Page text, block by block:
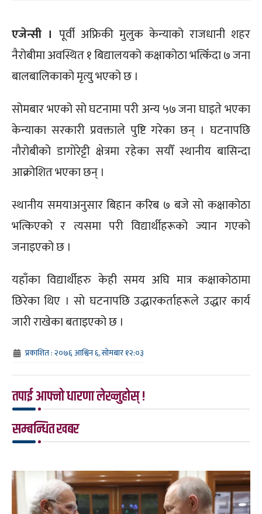
एजेन्सी । पूर्वी अफ्रिकी मुलुक केन्याको राजधानी शहर
नैरोबीमा अवस्थित १ बिद्यालयको कक्षाकोठा भत्किँदा ७ जना
बालबालिकाको मृत्यु भएको छ ।
सोमबार भएको सो घटनामा परी अन्य ५७ जना घाइते भएका
केन्याका सरकारी प्रवक्ताले पुष्टि गरेका छन् । घटनापछि
नौरोबीको डागोरेट्टी क्षेत्रमा रहेका सयौँ स्थानीय बासिन्दा
आक्रोशित भएका छन् ।
स्थानीय समयाअनुसार बिहान करिब ७ बजे सो कक्षाकोठा
भत्किएको र त्यसमा परी विद्यार्थीहरूको ज्यान गएको
जनाइएको छ ।
यहाँका विद्यार्थीहरु केही समय अघि मात्र कक्षाकोठामा
छिरेका थिए । सो घटनापछि उद्धारकर्ताहरूले उद्धार कार्य
जारी राखेका बताइएको छ ।
प्रकाशित : २०७६ आश्विन ६, सोमबार १२:०३
तपाई आफ्नो धारणा लेख्नुहोस् !
सम्बन्धित खबर